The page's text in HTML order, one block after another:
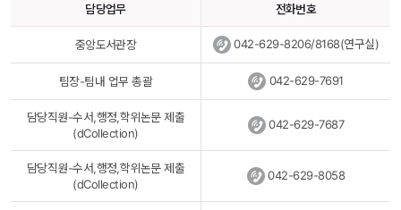
담당업무 전화번호
중앙도서관장 042-629-8206/8168(연구실)
팀장-팀내 업무 총괄 042-629-7691
담당직원-수서,행정,학위논문 제출
(dCollection)
042-629-7687
담당직원-수서,행정,학위논문 제출
(dCollection)
042-629-8058